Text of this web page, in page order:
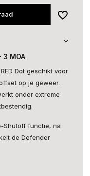
3 MOA
Dot geschikt voor
op je geweer.
onder extreme
Shutoff functie, na
de Defender